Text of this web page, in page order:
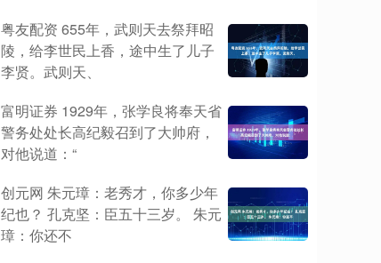
粤友配资 655年，武则天去祭拜昭
陵，给李世民上香，途中生了儿子
李贤。武则天、
富明证券 1929年，张学良将奉天省
警务处处长高纪毅召到了大帅府，
对他说道：“
创元网 朱元璋：老秀才，你多少年
纪也？ 孔克坚：臣五十三岁。 朱元
璋：你还不